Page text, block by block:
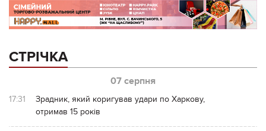
СТРІЧКА
07 серпня
17:31
Зрадник, який коригував удари по Харкову,
отримав 15 років